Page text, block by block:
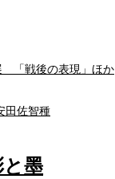
「戦後の表現」ほか
佐智種
墨